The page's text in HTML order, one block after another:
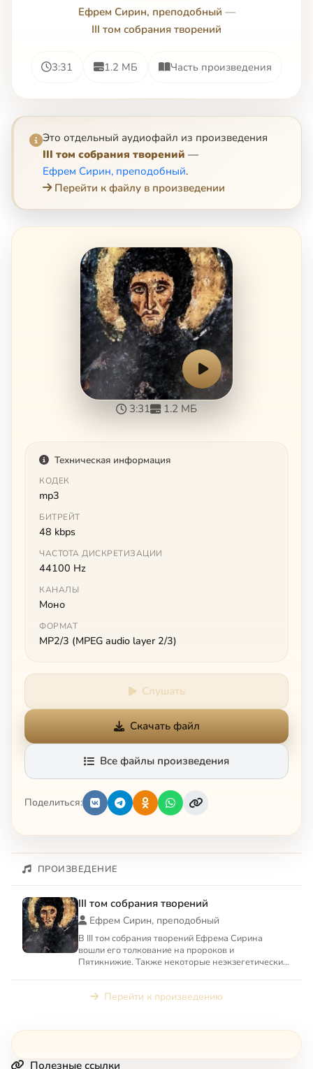
Ефрем Сирин, преподобный —
III том собрания творений
3:31 1.2 МБ Часть произведения
Это отдельный аудиофайл из произведения
III том собрания творений —
Ефрем Сирин, преподобный.
Перейти к файлу в произведении
3:31 1.2 МБ
Техническая информация
КОДЕК
mp3
БИТРЕЙТ
48 kbps
ЧАСТОТА ДИСКРЕТИЗАЦИИ
44100 Hz
КАНАЛЫ
Моно
ФОРМАТ
MP2/3 (MPEG audio layer 2/3)
Слушать
Скачать файл
Все файлы произведения
Поделиться:
ПРОИЗВЕДЕНИЕ
III том собрания творений
Ефрем Сирин, преподобный
В III том собрания творений Ефрема Сирина
вошли его толкование на пророков и
Пятикнижие. Также некоторые неэкзегетические
Перейти к произведению
Полезные ссылки